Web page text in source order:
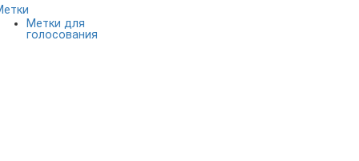
Метки для
голосования